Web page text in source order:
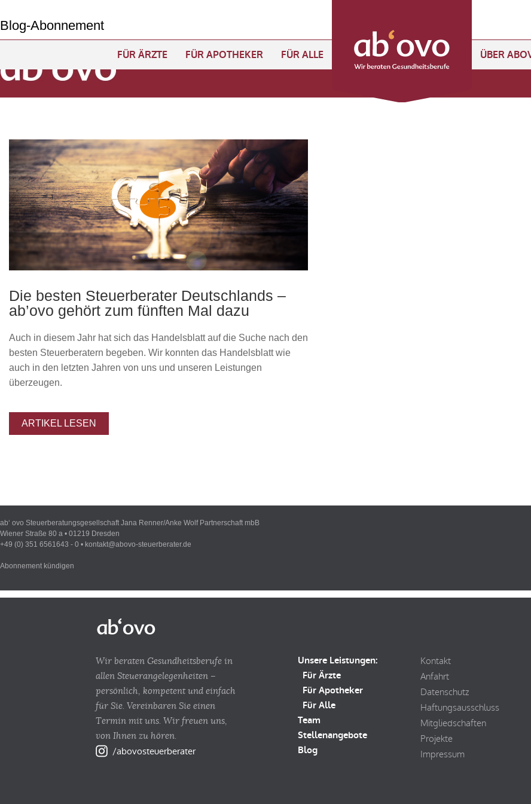
FÜR ÄRZTE FÜR APOTHEKER FÜR ALLE ÜBER
Blog-Abonnement
Die besten Steuerberater Deutschlands –
ab’ovo gehört zum fünften Mal dazu
Auch in diesem Jahr hat sich das Handelsblatt auf die Suche nach den
besten Steuerberatern begeben. Wir konnten das Handelsblatt wie
auch in den letzten Jahren von uns und unseren Leistungen
überzeugen.
ARTIKEL LESEN
ab‘ ovo Steuerberatungsgesellschaft Jana Renner/Anke Wolf Partnerschaft mbB
Wiener Straße 80 a • 01219 Dresden
+49 (0) 351 6561643 - 0 • kontakt@abovo-steuerberater.de
Abonnement kündigen
Wir beraten Gesundheitsberufe in
allen Steuerangelegenheiten –
persönlich, kompetent und einfach
für Sie. Vereinbaren Sie einen
Termin mit uns. Wir freuen uns,
von Ihnen zu hören.
/abovosteuerberater
Unsere Leistungen:
Für Ärzte
Für Apotheker
Für Alle
Team
Stellenangebote
Blog
Kontakt
Anfahrt
Datenschutz
Haftungsausschluss
Mitgliedschaften
Projekte
Impressum